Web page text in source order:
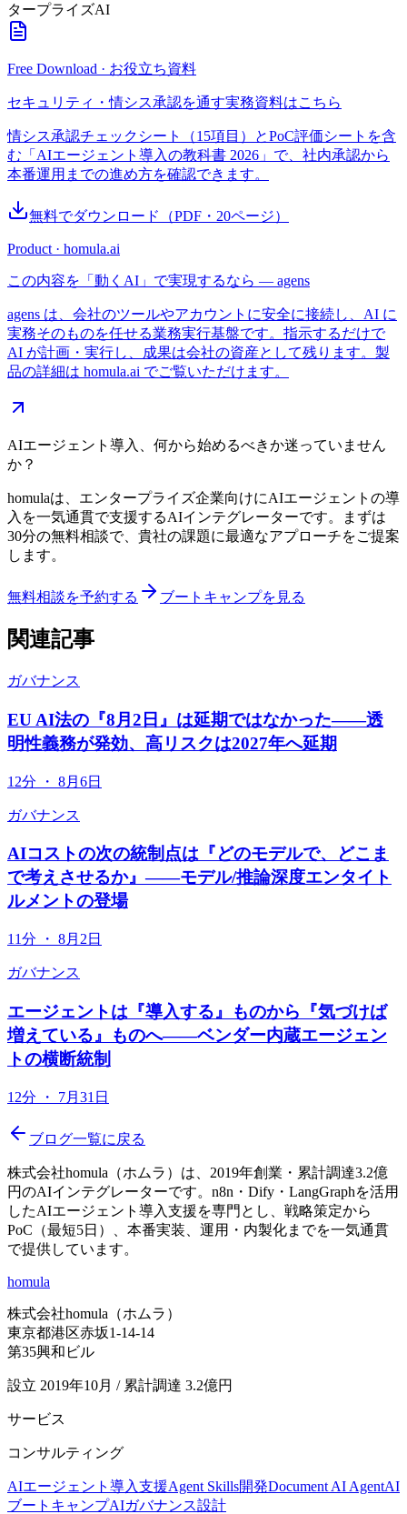
タープライズAI
Free Download · お役立ち資料
セキュリティ・情シス承認を通す実務資料はこちら
情シス承認チェックシート（15項目）とPoC評価シートを含
む「AIエージェント導入の教科書 2026」で、社内承認から
本番運用までの進め方を確認できます。
無料でダウンロード （PDF・ 20ページ）
Product · homula.ai
この内容を「動くAI」で実現するなら — agens
agens は、会社のツールやアカウントに安全に接続し、AI に
実務そのものを任せる業務実行基盤です。指示するだけで
AI が計画・実行し、成果は会社の資産として残ります。製
品の詳細は homula.ai でご覧いただけます。
AIエージェント導入、何から始めるべきか迷っていません
か？
homulaは、エンタープライズ企業向けにAIエージェントの導
入を一気通貫で支援するAIインテグレーターです。まずは
30分の無料相談で、貴社の課題に最適なアプローチをご提案
します。
無料相談を予約する ブートキャンプを見る
関連記事
ガバナンス
EU AI法の『8月2日』は延期ではなかった——透
明性義務が発効、高リスクは2027年へ延期
12分 ・ 8月6日
ガバナンス
AIコストの次の統制点は『どのモデルで、どこま
で考えさせるか』——モデル/推論深度エンタイト
ルメントの登場
11分 ・ 8月2日
ガバナンス
エージェントは『導入する』ものから『気づけば
増えている』ものへ——ベンダー内蔵エージェン
トの横断統制
12分 ・ 7月31日
ブログ一覧に戻る
株式会社homula（ホムラ）は、2019年創業・累計調達3.2億
円のAIインテグレーターです。n8n・Dify・LangGraphを活用
したAIエージェント導入支援を専門とし、戦略策定から
PoC（最短5日）、本番実装、運用・内製化までを一気通貫
で提供しています。
homula
株式会社homula（ホムラ）
東京都港区赤坂1-14-14
第35興和ビル
設立 2019年10月 / 累計調達 3.2億円
サービス
コンサルティング
AIエージェント導入支援Agent Skills開発Document AI AgentAI
ブートキャンプAIガバナンス設計